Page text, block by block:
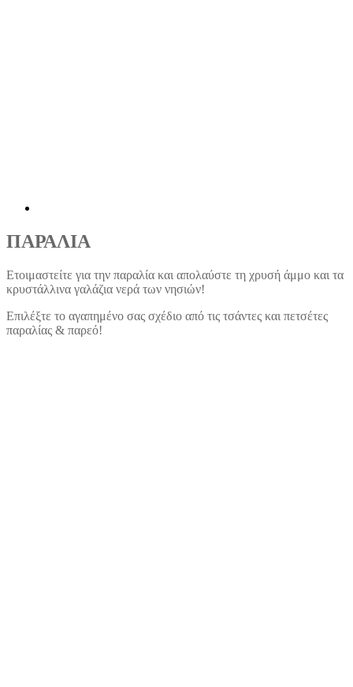
ΠΑΡΑΛΙΑ
Ετοιμαστείτε για την παραλία και απολαύστε τη χρυσή άμμο και τα
κρυστάλλινα γαλάζια νερά των νησιών!
Επιλέξτε το αγαπημένο σας σχέδιο από τις τσάντες και πετσέτες
παραλίας & παρεό!